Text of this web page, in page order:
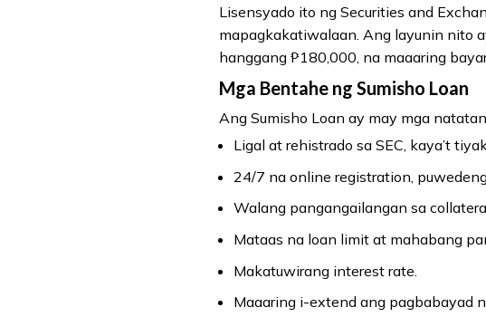
Lisensyado ito ng Securities and
mapagkakatiwalaan. Ang layunin nito
hanggang ₱180,000, na maaaring
Mga Bentahe ng Sumisho Loan
Ang Sumisho Loan ay may mga
Ligal at rehistrado sa SEC, kaya’t
24/7 na online registration,
Walang pangangailangan sa
Mataas na loan limit at mahabang
Makatuwirang interest rate.
Maaaring i-extend ang pagbabayad